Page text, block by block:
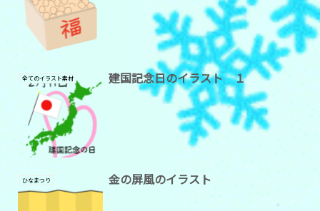
全てのイラスト素材 建国記念日のイラスト １
ひなまつり 金の屏風のイラスト